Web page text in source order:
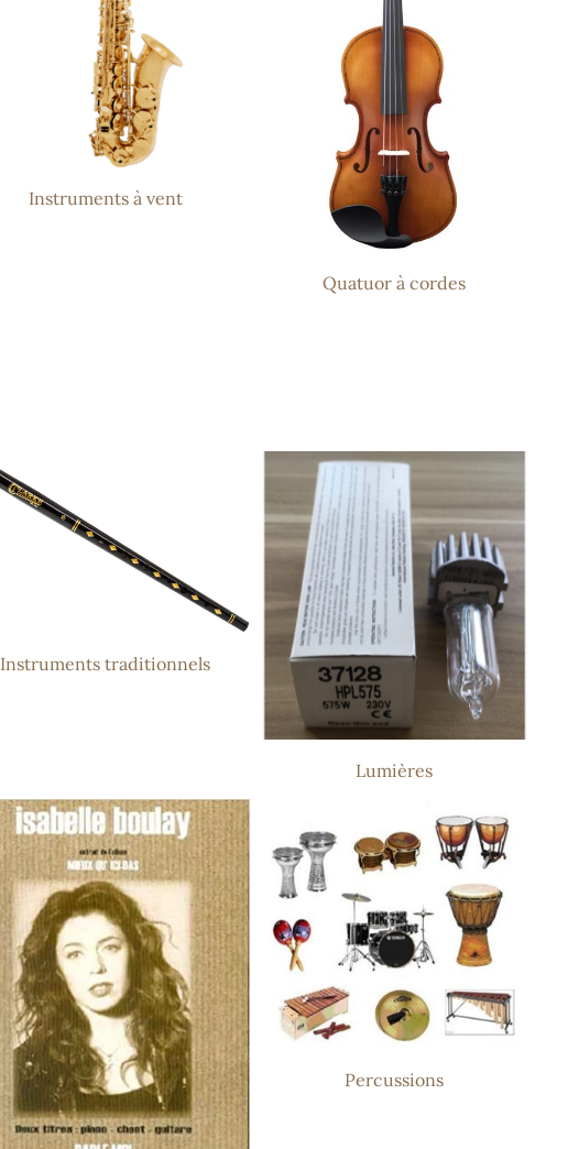
Instruments à vent
Quatuor à cordes
Instruments traditionnels
Lumières
Percussions